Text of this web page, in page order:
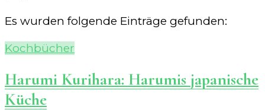
Es wurden folgende Einträge gefunden:
Kochbücher
Harumi Kurihara: Harumis japanische
Küche